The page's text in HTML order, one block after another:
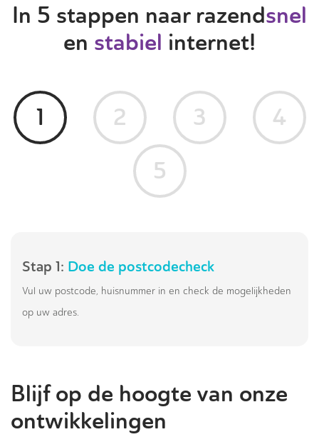
In 5 stappen naar razendsnel
en stabiel internet!
1 2 3
4
5
Stap 1: Doe de postcodecheck
Vul uw postcode, huisnummer in en check de mogelijkheden
op uw adres.
Blijf op de hoogte van onze
ontwikkelingen